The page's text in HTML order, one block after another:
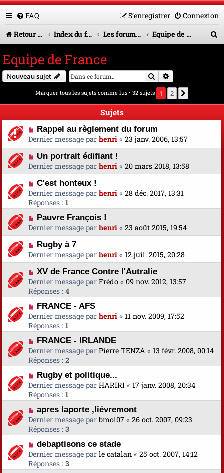
FAQ Connexion
S’enregistrer
Retour vers le site U.A.G.R.
Index du forum Les forums en service Equipe de France
r
Equipe de France
Nouveau sujet Rechercher
Marquer tous les sujets comme lus • 32 sujets 1 2
Sujets
Rappel au règlement du forum
Dernier message par henri « 23 janv. 2006, 13:57
Un portrait édifiant !
Dernier message par henri « 20 mars 2018, 13:58
C'est honteux !
Dernier message par henri « 28 déc. 2017, 13:31
Réponses : 1
Pauvre François !
Dernier message par henri « 23 août 2015, 19:54
Rugby à 7
Dernier message par henri « 12 juil. 2015, 20:28
XV de France Contre l'Autralie
Dernier message par Frédo « 09 nov. 2012, 13:57
Réponses : 4
FRANCE - AFS
Dernier message par henri « 11 nov. 2009, 17:52
Réponses : 1
FRANCE - IRLANDE
Dernier message par Pierre TENZA « 13 févr. 2008, 00:14
Réponses : 2
Rugby et politique...
Dernier message par HARIRI « 17 janv. 2008, 20:34
Réponses : 1
apres laporte ,liévremont
Dernier message par bmol07 « 26 oct. 2007, 09:23
Réponses : 3
debaptisons ce stade
Dernier message par le catalan « 25 oct. 2007, 14:12
Réponses : 3